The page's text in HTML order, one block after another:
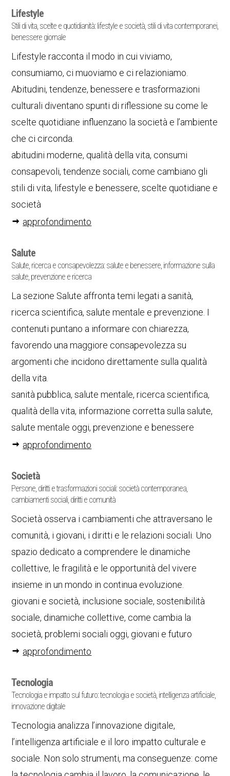
Lifestyle
Stili di vita, scelte e quotidianità: lifestyle e società, stili di vita contemporanei,
benessere giornale
Lifestyle racconta il modo in cui viviamo,
consumiamo, ci muoviamo e ci relazioniamo.
Abitudini, tendenze, benessere e trasformazioni
culturali diventano spunti di riflessione su come le
scelte quotidiane influenzano la società e l’ambiente
che ci circonda.
abitudini moderne, qualità della vita, consumi
consapevoli, tendenze sociali, come cambiano gli
stili di vita, lifestyle e benessere, scelte quotidiane e
società
approfondimento
Salute
Salute, ricerca e consapevolezza: salute e benessere, informazione sulla
salute, prevenzione e ricerca
La sezione Salute affronta temi legati a sanità,
ricerca scientifica, salute mentale e prevenzione. I
contenuti puntano a informare con chiarezza,
favorendo una maggiore consapevolezza su
argomenti che incidono direttamente sulla qualità
della vita.
sanità pubblica, salute mentale, ricerca scientifica,
qualità della vita, informazione corretta sulla salute,
salute mentale oggi, prevenzione e benessere
approfondimento
Società
Persone, diritti e trasformazioni sociali: società contemporanea,
cambiamenti sociali, diritti e comunità
Società osserva i cambiamenti che attraversano le
comunità, i giovani, i diritti e le relazioni sociali. Uno
spazio dedicato a comprendere le dinamiche
collettive, le fragilità e le opportunità del vivere
insieme in un mondo in continua evoluzione.
giovani e società, inclusione sociale, sostenibilità
sociale, dinamiche collettive, come cambia la
società, problemi sociali oggi, giovani e futuro
approfondimento
Tecnologia
Tecnologia e impatto sul futuro: tecnologia e società, intelligenza artificiale,
innovazione digitale
Tecnologia analizza l’innovazione digitale,
l’intelligenza artificiale e il loro impatto culturale e
sociale. Non solo strumenti, ma conseguenze: come